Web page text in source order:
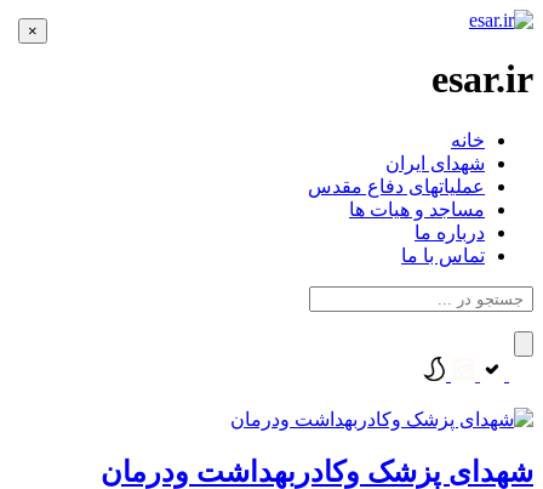
esar.ir
خانه
شهدای ایران
عملیاتهای دفاع مقدس
مساجد و هیات ها
درباره ما
تماس با ما
شهدای پزشک وکادربهداشت ودرمان
×